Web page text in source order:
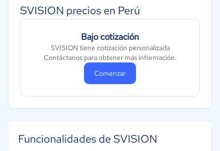
SVISION precios en Perú
Bajo cotización
SVISION tiene cotización personalizada
Contáctanos para obtener más información.
Comenzar
Funcionalidades de SVISION